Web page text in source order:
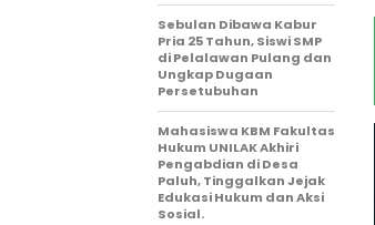
Sebulan Dibawa Kabur
Pria 25 Tahun, Siswi SMP
di Pelalawan Pulang dan
Ungkap Dugaan
Persetubuhan
Mahasiswa KBM Fakultas
Hukum UNILAK Akhiri
Pengabdian di Desa
Paluh, Tinggalkan Jejak
Edukasi Hukum dan Aksi
Sosial.